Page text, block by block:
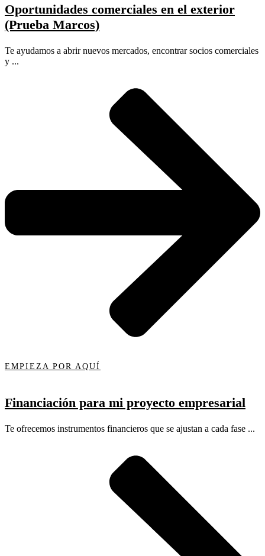
Oportunidades comerciales en el exterior
(Prueba Marcos)
Te ayudamos a abrir nuevos mercados, encontrar socios comerciales
y ...
EMPIEZA POR AQUÍ
Financiación para mi proyecto empresarial
Te ofrecemos instrumentos financieros que se ajustan a cada fase ...